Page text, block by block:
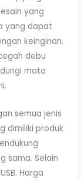
yang
yang dapat
keinginan.
debu
mata
semua jenis
dimiliki produk
sama. Selain
Harga